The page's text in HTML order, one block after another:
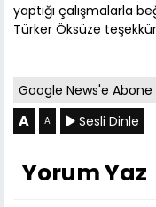
yaptığı çalışmalarla
Türker Öksüze teşekkür
Google News'e Abone
A A Sesli Dinle
Yorum Yaz